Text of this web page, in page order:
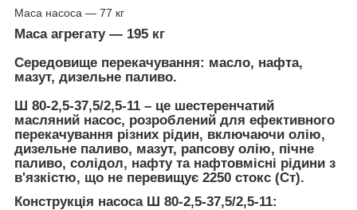
Маса насоса — 77 кг
Маса агрегату — 195 кг
Середовище перекачування: масло, нафта,
мазут, дизельне паливо.
Ш 80-2,5-37,5/2,5-11 – це шестеренчатий
масляний насос, розроблений для ефективного
перекачування різних рідин, включаючи олію,
дизельне паливо, мазут, рапсову олію, пічне
паливо, солідол, нафту та нафтовмісні рідини з
в'язкістю, що не перевищує 2250 стокс (Ст).
Конструкція насоса Ш 80-2,5-37,5/2,5-11: